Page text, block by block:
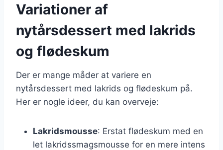
Variationer af
nytårsdessert med lakrids
og flødeskum
Der er mange måder at variere en
nytårsdessert med lakrids og flødeskum på.
Her er nogle ideer, du kan overveje:
Lakridsmousse: Erstat flødeskum med en
let lakridssmagsmousse for en mere intens